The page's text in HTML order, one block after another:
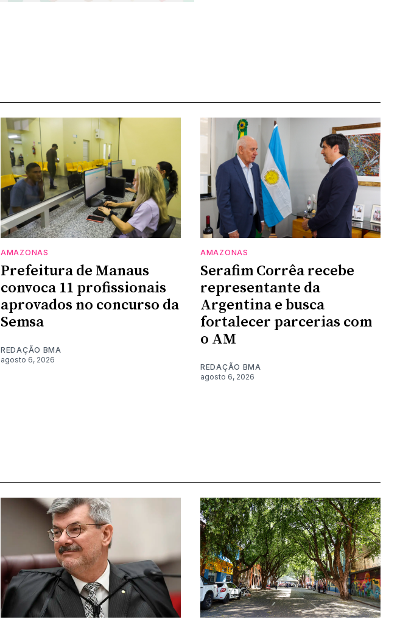
AMAZONAS
Prefeitura de Manaus
convoca 11 profissionais
aprovados no concurso da
Semsa
REDAÇÃO BMA
agosto 6, 2026
AMAZONAS
Serafim Corrêa recebe
representante da
Argentina e busca
fortalecer parcerias com
o AM
REDAÇÃO BMA
agosto 6, 2026